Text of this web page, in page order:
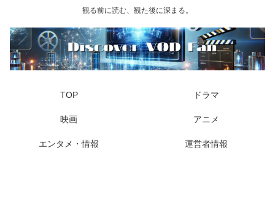
観る前に読む、観た後に深まる。
TOP ドラマ
映画 アニメ
エンタメ・情報 運営者情報